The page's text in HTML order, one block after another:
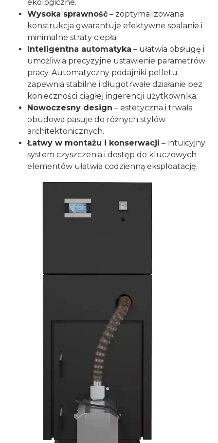
ekologiczne.
Wysoka sprawność – zoptymalizowana
konstrukcja gwarantuje efektywne spalanie i
minimalne straty ciepła.
Inteligentna automatyka – ułatwia obsługę i
umożliwia precyzyjne ustawienie parametrów
pracy. Automatyczny podajniki pelletu
zapewnia stabilne i długotrwałe działanie bez
konieczności ciągłej ingerencji użytkownika.
Nowoczesny design – estetyczna i trwała
obudowa pasuje do różnych stylów
architektonicznych.
Łatwy w montażu i konserwacji – intuicyjny
system czyszczenia i dostęp do kluczowych
elementów ułatwia codzienną eksploatację.